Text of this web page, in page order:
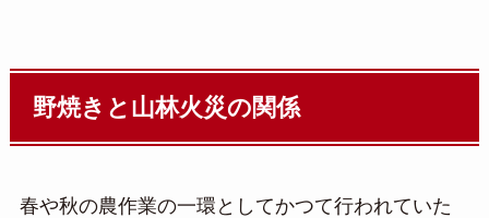
野焼きと山林火災の関係
春や秋の農作業の一環としてかつて行われていた